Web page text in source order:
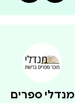
מנדלי ספרים